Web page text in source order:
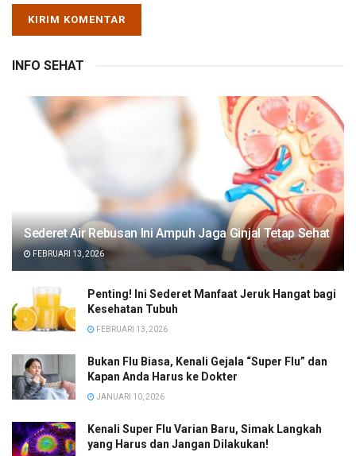
INFO SEHAT
Sederet Air Rebusan Ini Ampuh Jaga Ginjal Tetap Sehat
FEBRUARI 13, 2026
Penting! Ini Sederet Manfaat Jeruk Hangat bagi
Kesehatan Tubuh
FEBRUARI 13, 2026
Bukan Flu Biasa, Kenali Gejala “Super Flu” dan
Kapan Anda Harus ke Dokter
JANUARI 10, 2026
Kenali Super Flu Varian Baru, Simak Langkah
yang Harus dan Jangan Dilakukan!